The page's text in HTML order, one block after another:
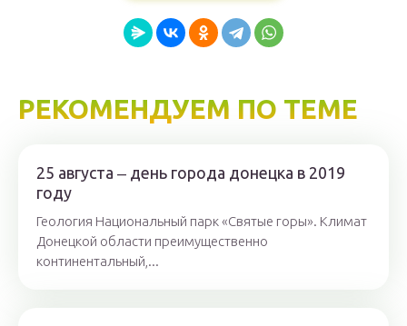
РЕКОМЕНДУЕМ ПО ТЕМЕ
25 августа ‒ день города донецка в 2019
году
Геология Национальный парк «Святые горы». Климат
Донецкой области преимущественно
континентальный,...